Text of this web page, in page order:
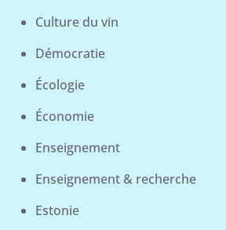
Culture du vin
Démocratie
Écologie
Économie
Enseignement
Enseignement & recherche
Estonie